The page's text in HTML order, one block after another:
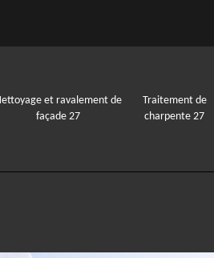
et ravalement de
façade 27
Traitement de
charpente 27